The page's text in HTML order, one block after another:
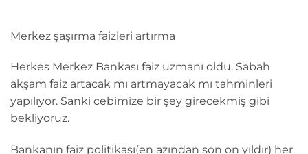
Merkez şaşırma faizleri artırma
Herkes Merkez Bankası faiz uzmanı oldu. Sabah
akşam faiz artacak mı artmayacak mı tahminleri
yapılıyor. Sanki cebimize bir şey girecekmiş gibi
bekliyoruz.
Bankanın faiz politikası(en azından son on yıldır) her